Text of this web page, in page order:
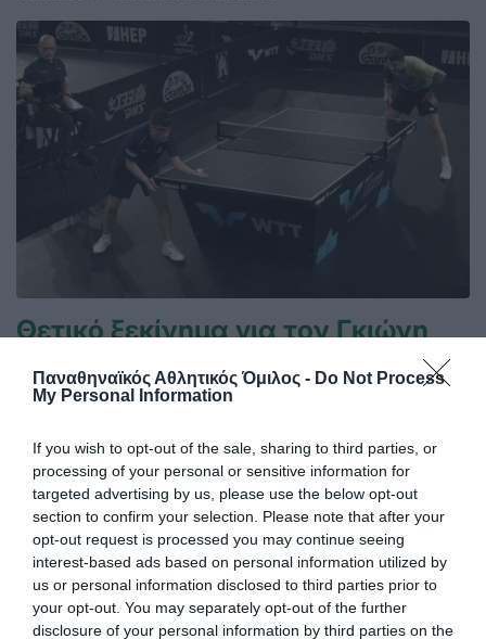
Παναθηναϊκός Αθλητικός Όμιλος - Do Not Process
My Personal Information
If you wish to opt-out of the sale, sharing to third parties, or
processing of your personal or sensitive information for
targeted advertising by us, please use the below opt-out
section to confirm your selection. Please note that after your
opt-out request is processed you may continue seeing
interest-based ads based on personal information utilized by
us or personal information disclosed to third parties prior to
your opt-out. You may separately opt-out of the further
disclosure of your personal information by third parties on the
Θετικό ξεκίνημα για τον Γκιώνη
Ο Παναγιώτης Γκιώνης προκρίθηκε στον δεύτερο
προκριματικό γύρο του World Table Tennis Contender του
09.06.2026 ΠΙΝΓΚ ΠΟΝΓΚ ΑΝΔΡΩΝ